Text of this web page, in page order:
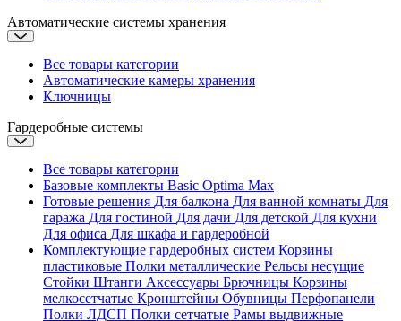
Автоматические системы хранения
Все товары категории
Автоматические камеры хранения
Ключницы
Гардеробные системы
Все товары категории
Базовые комплекты Basic Optima Max
Готовые решения Для балкона Для ванной комнаты Для
гаража Для гостиной Для дачи Для детской Для кухни
Для офиса Для шкафа и гардеробной
Комплектующие гардеробных систем Корзины
пластиковые Полки металлические Рельсы несущие
Стойки Штанги Аксессуары Брючницы Корзины
мелкосетчатые Кронштейны Обувницы Перфопанели
Полки ЛДСП Полки сетчатые Рамы выдвижные